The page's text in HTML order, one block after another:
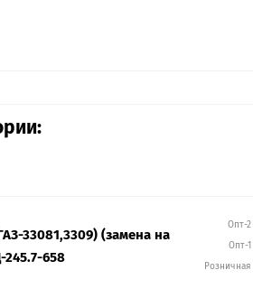
33081,3309) (замена на
245.7-658
Опт-2
Опт-1
Розничная